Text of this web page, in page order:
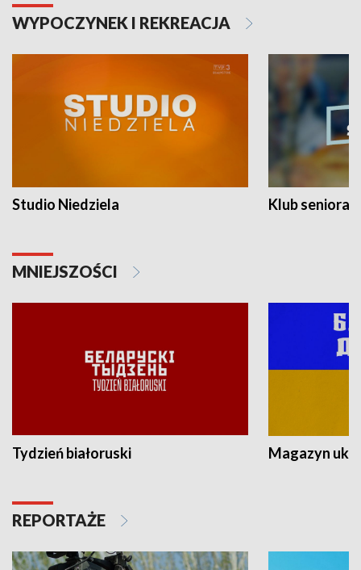
WYPOCZYNEK I REKREACJA
Studio Niedziela Klub seniora
MNIEJSZOŚCI
Tydzień białoruski Magazyn
REPORTAŻE